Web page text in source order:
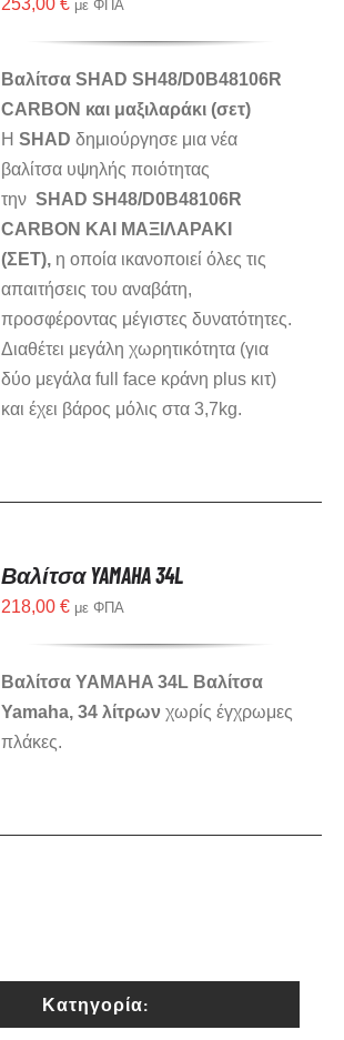
253,00€ με ΦΠΑ
Βαλίτσα SHAD SH48/D0B48106R
CARBON και μαξιλαράκι (σετ)
ΗSHAD δημιούργησε μια νέα
βαλίτσα υψηλής ποιότητας
τηνSHAD SH48/D0B48106R
CARBON ΚΑΙ ΜΑΞΙΛΑΡΑΚΙ
(ΣΕΤ), η οποία ικανοποιεί όλες τις
απαιτήσεις του αναβάτη,
προσφέροντας μέγιστες δυνατότητες.
Διαθέτει μεγάλη χωρητικότητα (για
δύο μεγάλα full face κράνη plus κιτ)
και έχει βάρος μόλις στα 3,7kg.
Βαλίτσα YAMAHA 34L
218,00€ με ΦΠΑ
Βαλίτσα YAMAHA 34L Bαλίτσα
Yamaha, 34 λίτρων χωρίς έγχρωμες
πλάκες.
Κατηγορία: